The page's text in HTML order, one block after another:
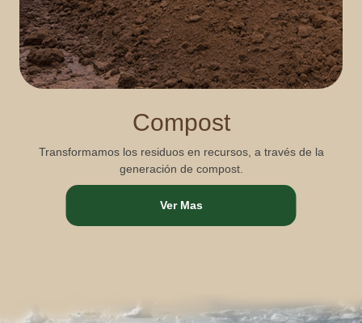
Compost
Transformamos los residuos en recursos, a través de la
generación de compost.
Ver Mas